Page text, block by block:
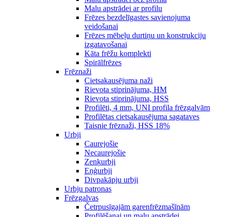
Malu apstrādei ar profilu
Frēzes bezdelīgastes savienojuma
veidošanai
Frēzes mēbeļu durtiņu un konstrukciju
izgatavošanai
Kāta frēžu komplekti
Spirālfrēzes
Frēznaži
Cietsakausējuma naži
Rievota stiprinājuma, HM
Rievota stiprinājuma, HSS
Profilēti, 4 mm, UNI profila frēzgalvām
Profilētas cietsakausējuma sagataves
Taisnie frēznaži, HSS 18%
Urbji
Caurejošie
Necaurejošie
Zenķurbji
Eņģurbji
Divpakāpju urbji
Urbju patronas
Frēzgalvas
Četrpusīgajām garenfrēzmašīnām